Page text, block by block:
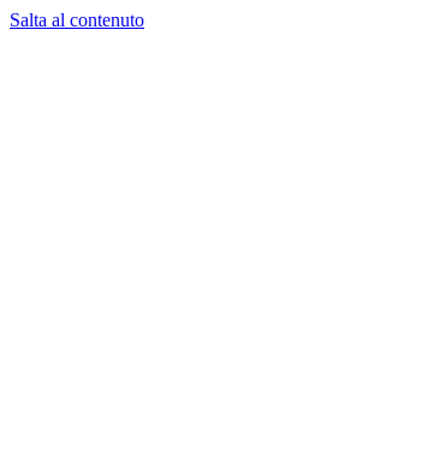
Salta al contenuto